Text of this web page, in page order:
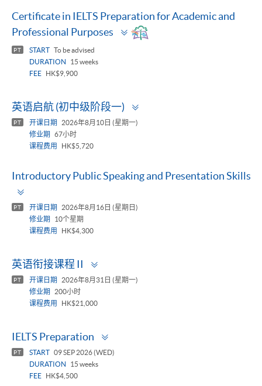
Certificate in IELTS Preparation for Academic and
Professional Purposes
Toggle
panel
PT START To be advised
DURATION
15 weeks
FEE
HK$9,900
英语启航 (初中级阶段一)
PT 开课日期
2026年8月10日 (星期一)
修业期
67小时
课程费用
HK$5,720
Introductory Public Speaking and Presentation Skills
PT 开课日期
2026年8月16日 (星期日)
修业期
10个星期
课程费用
HK$4,300
英语衔接课程 II
PT 开课日期
2026年8月31日 (星期一)
修业期
200小时
课程费用
HK$21,000
IELTS Preparation
PT START 09 SEP 2026 (WED)
DURATION
15 weeks
FEE
HK$4,500